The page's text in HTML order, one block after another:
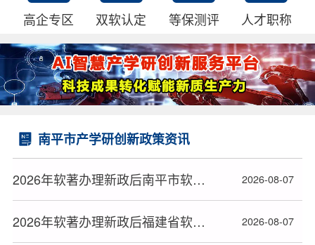
高企专区 双软认定 等保测评 人才职称
南平市产学研创新政策资讯
2026年软著办理新政后南平市软件著作权登记顺利拿证攻略 2026-08-07
2026年软著办理新政后福建省软件著作权登记顺利拿证攻略 2026-08-07